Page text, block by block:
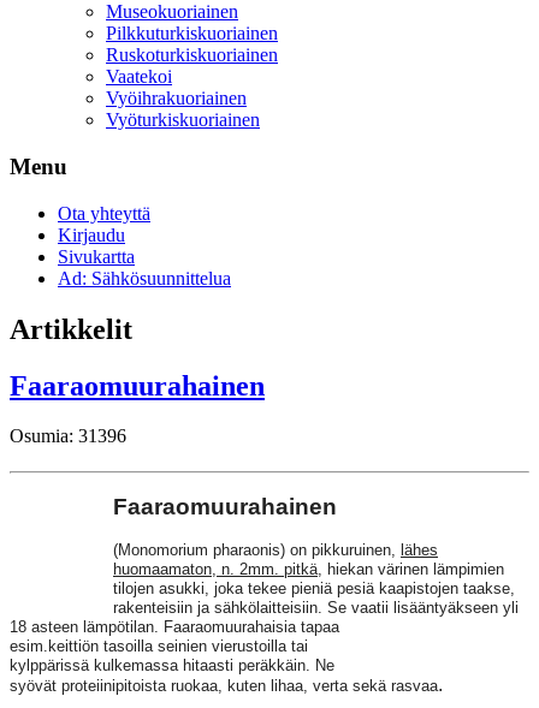
Museokuoriainen
Pilkkuturkiskuoriainen
Ruskoturkiskuoriainen
Vaatekoi
Vyöihrakuoriainen
Vyöturkiskuoriainen
Menu
Ota yhteyttä
Kirjaudu
Sivukartta
Ad: Sähkösuunnittelua
Artikkelit
Faaraomuurahainen
Osumia: 31396
Faaraomuurahainen
(Monomorium pharaonis) on pikkuruinen, lähes
huomaamaton, n. 2mm. pitkä, hiekan värinen lämpimien
tilojen asukki, joka tekee pieniä pesiä kaapistojen taakse,
rakenteisiin ja sähkölaitteisiin. Se vaatii lisääntyäkseen yli
18 asteen lämpötilan. Faaraomuurahaisia tapaa
esim.keittiön tasoilla seinien vierustoilla tai
kylppärissä kulkemassa hitaasti peräkkäin. Ne
syövät proteiinipitoista ruokaa, kuten lihaa, verta sekä rasvaa.